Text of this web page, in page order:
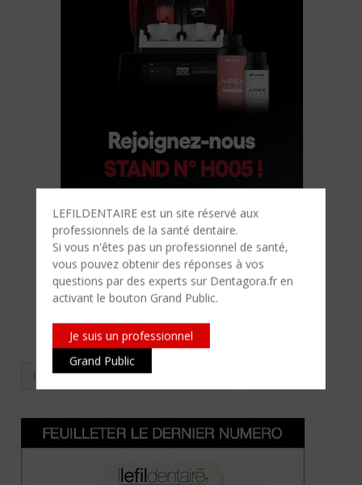
LEFILDENTAIRE est un site réservé aux
professionnels de la santé dentaire.
Si vous n'êtes​ pas un professionnel de santé,
vous pouvez obtenir des réponses à vos
questions par des experts sur Dentagora.fr en
activant le bouton Grand Public.
Je suis un professionnel
Grand Public